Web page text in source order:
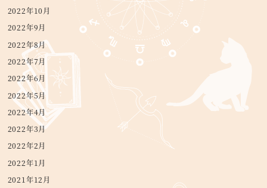
2022年10月
2022年9月
2022年8月
2022年7月
2022年6月
2022年5月
2022年4月
2022年3月
2022年2月
2022年1月
2021年12月